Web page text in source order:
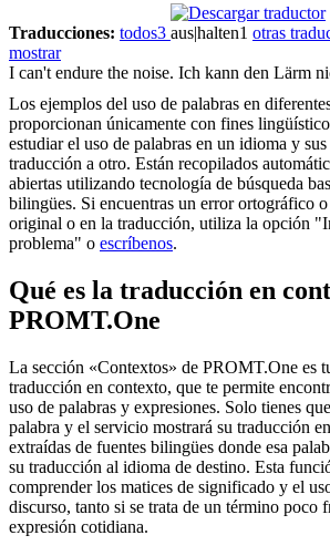
Traducciones: todos3 aus|halten1 otras
mostrar
I can'tendure the noise. Ich kann den Lärm
Los ejemplos del uso de palabras en
proporcionan únicamente con fines
estudiar el uso de palabras en un idioma y
traducción a otro. Están recopilados
abiertas utilizando tecnología de búsqueda
bilingües. Si encuentras un error ortográfico
original o en la traducción, utiliza la opción
problema" o escríbenos.
Qué es la traducción en
PROMT.One
La sección «Contextos» de PROMT.One es
traducción en contexto, que te permite
uso de palabras y expresiones. Solo tienes
palabra y el servicio mostrará su traducción
extraídas de fuentes bilingües donde esa
su traducción al idioma de destino. Esta
comprender los matices de significado y el
discurso, tanto si se trata de un término poco
expresión cotidiana.